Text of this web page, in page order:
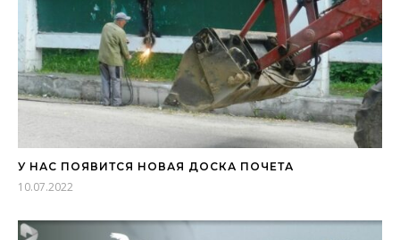
У НАС ПОЯВИТСЯ НОВАЯ ДОСКА ПОЧЕТА
10.07.2022